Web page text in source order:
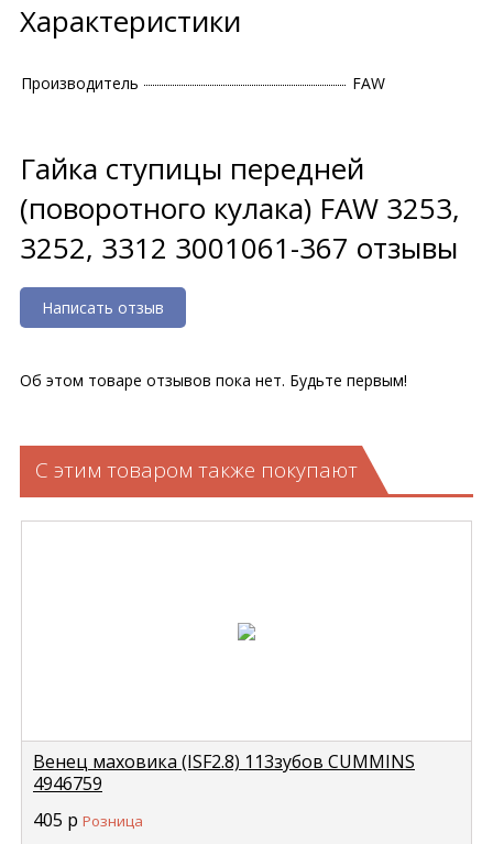
Характеристики
Производитель FAW
Гайка ступицы передней
(поворотного кулака) FAW 3253,
3252, 3312 3001061-367 отзывы
Написать отзыв
Об этом товаре отзывов пока нет. Будьте первым!
С этим товаром также покупают
Венец маховика (ISF2.8) 113зубов CUMMINS
4946759
405 р Розница